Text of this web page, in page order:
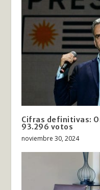
Cifras definitivas:
93.296 votos
noviembre 30, 2024